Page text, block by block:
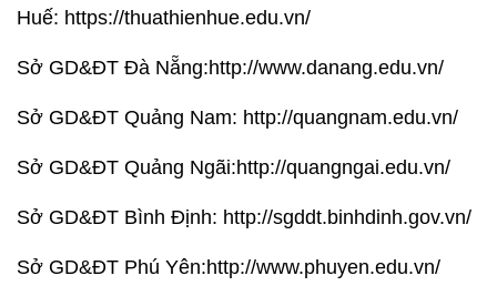
Huế: https://thuathienhue.edu.vn/
Sở GD&ĐT Đà Nẵng:http://www.danang.edu.vn/
Sở GD&ĐT Quảng Nam: http://quangnam.edu.vn/
Sở GD&ĐT Quảng Ngãi:http://quangngai.edu.vn/
Sở GD&ĐT Bình Định: http://sgddt.binhdinh.gov.vn/
Sở GD&ĐT Phú Yên:http://www.phuyen.edu.vn/